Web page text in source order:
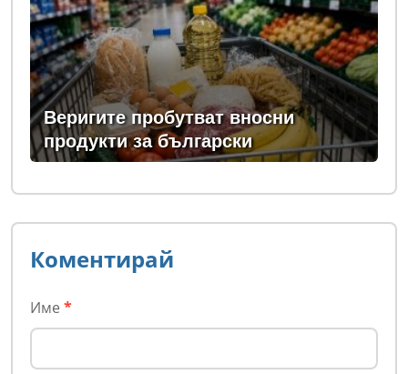
Веригите пробутват вносни
продукти за български
Коментирай
Име *